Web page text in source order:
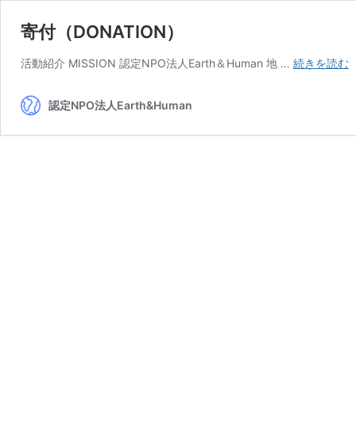
寄付（DONATION）
活動紹介 MISSION 認定NPO法人Earth＆Human 地 … 続きを読む
認定NPO法人Earth&Human